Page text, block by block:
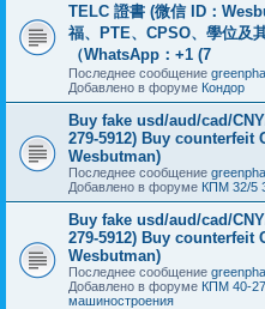
TELC 證書 (微信 ID：
福、PTE、CPSO、學位及
（WhatsApp：+1 (7
Последнее сообщение
Добавлено в форуме Кондор
Buy fake usd/aud/cad/
279-5912) Buy counterfeit
Wesbutman)
Последнее сообщение
Добавлено в форуме КПМ 32/5
Buy fake usd/aud/cad/
279-5912) Buy counterfeit
Wesbutman)
Последнее сообщение
Добавлено в форуме КПМ 40-
машиностроения